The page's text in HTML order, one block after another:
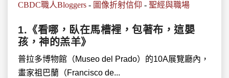
CBDC職人Bloggers - 圖像折射信仰 - 聖經與職場
1.《看哪，臥在馬槽裡，包著布，這嬰
孩，神的羔羊》
普拉多博物館（Museo del Prado）的10A展覽廳內，
畫家祖巴蘭（Francisco de...